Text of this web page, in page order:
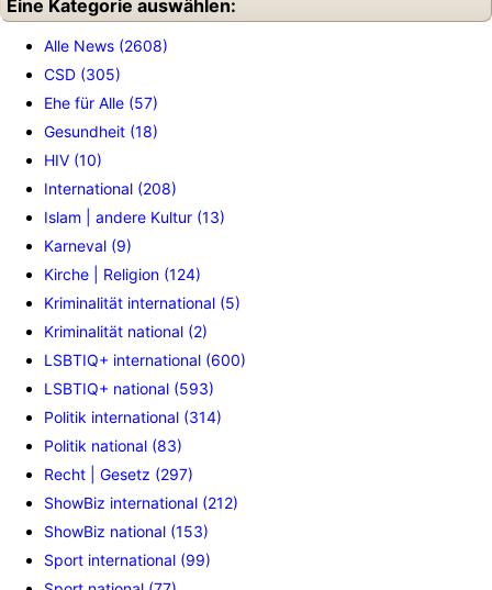
Eine Kategorie auswählen:
Alle News (2608)
CSD (305)
Ehe für Alle (57)
Gesundheit (18)
HIV (10)
International (208)
Islam | andere Kultur (13)
Karneval (9)
Kirche | Religion (124)
Kriminalität international (5)
Kriminalität national (2)
LSBTIQ+ international (600)
LSBTIQ+ national (593)
Politik international (314)
Politik national (83)
Recht | Gesetz (297)
ShowBiz international (212)
ShowBiz national (153)
Sport international (99)